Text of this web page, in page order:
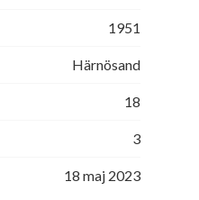
1951
Härnösand
18
3
18 maj 2023